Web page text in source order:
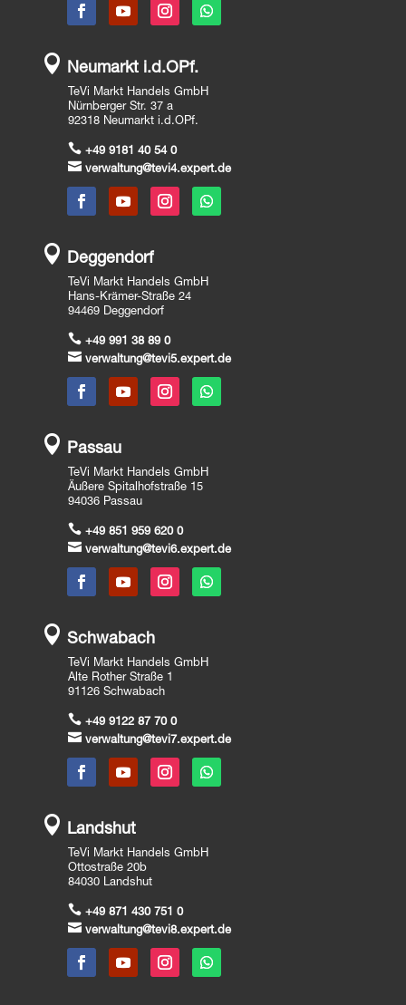
 Neumarkt i.d.OPf.
TeVi Markt Handels GmbH
Nürnberger Str. 37 a
92318 Neumarkt i.d.OPf.
 +49 9181 40 54 0
 verwaltung@tevi4.expert.de
 Deggendorf
TeVi Markt Handels GmbH
Hans-Krämer-Straße 24
94469 Deggendorf
 +49 991 38 89 0
 verwaltung@tevi5.expert.de
 Passau
TeVi Markt Handels GmbH
Äußere Spitalhofstraße 15
94036 Passau
 +49 851 959 620 0
 verwaltung@tevi6.expert.de
 Schwabach
TeVi Markt Handels GmbH
Alte Rother Straße 1
91126 Schwabach
 +49 9122 87 70 0
 verwaltung@tevi7.expert.de
 Landshut
TeVi Markt Handels GmbH
Ottostraße 20b
84030 Landshut
 +49 871 430 751 0
 verwaltung@tevi8.expert.de